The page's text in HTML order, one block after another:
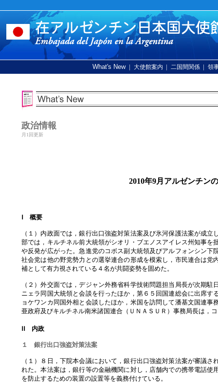
What's New | 大使館案内 | 二国間関係 | 領
政治情報
月1回更新
2010年9月アルゼンチン
Ⅰ 概要
（１）内政面では，銀行出口強盗対策法案及び氷河保護法案が成
部では，キルチネル前大統領がシオリ・ブエノスアイレス州知事
や反発が広がった。急進党のコボス副大統領及びアルフォンシン
社会党は他の野党勢力との選挙連合の形成を模索し，市民連合は
補として有力視されている４名が共闘姿勢を固めた。
（２）外交面では，デジャン外務省科学技術問題担当局長が次期
ニェラ同国大統領と会談を行ったほか，第６５回国連総会に出席
ョケワンカ同国外相と会談したほか，米国を訪問して潘基文国連
亜政府及びキルチネル南米諸国連合（ＵＮＡＳＵＲ）事務局長は，
ⅠⅠ 内政
１ 銀行出口強盗対策法案
（１）８日，下院本会議において，銀行出口強盗対策法案が審議
れた。本法案は，銀行等の金融機関に対し，店舗内での携帯電話
を防止するための装置の設置等を義務付けている。